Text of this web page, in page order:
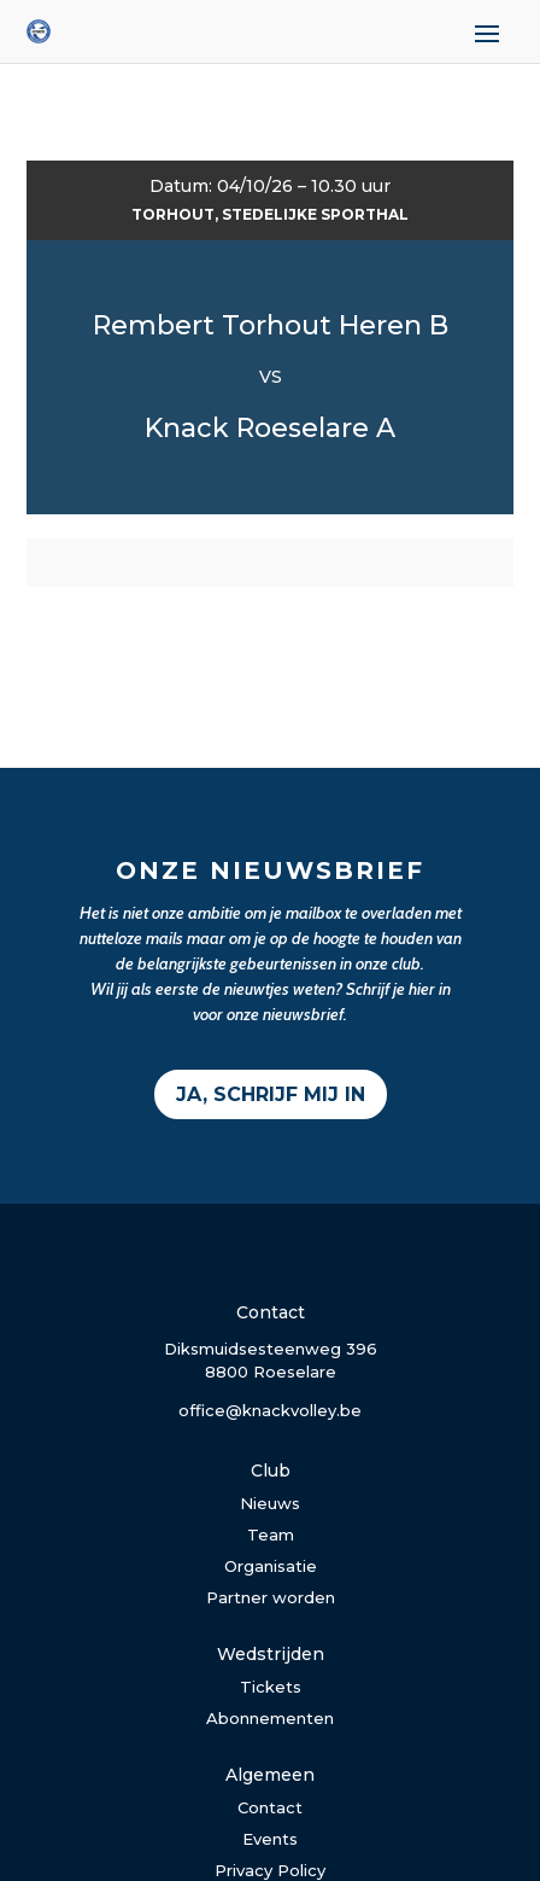
Datum: 04/10/26 – 10.30 uur
TORHOUT, STEDELIJKE SPORTHAL
Rembert Torhout Heren B
VS
Knack Roeselare A
ONZE NIEUWSBRIEF
Het is niet onze ambitie om je mailbox te overladen met
nutteloze mails maar om je op de hoogte te houden van
de belangrijkste gebeurtenissen in onze club.
Wil jij als eerste de nieuwtjes weten? Schrijf je hier in
voor onze nieuwsbrief.
JA, SCHRIJF MIJ IN
Contact
Diksmuidsesteenweg 396
8800 Roeselare
office@knackvolley.be
Club
Nieuws
Team
Organisatie
Partner worden
Wedstrijden
Tickets
Abonnementen
Algemeen
Contact
Events
Privacy Policy